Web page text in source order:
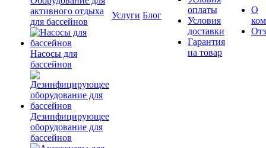
активного отдыха
для бассейнов
Насосы для
бассейнов
Дезинфицирующее
оборудование для
бассейнов
Услуги Блог
оплаты
Условия
доставки
Гарантия
на товар
О